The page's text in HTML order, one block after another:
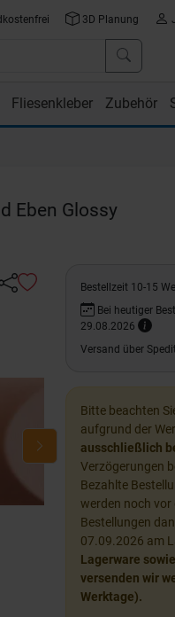
3D Planung
Fliesenkleber Zubehör
Eben Glossy
Bestellzeit 10-15
Bei heutiger
29.08.2026
Versand über
Bitte beachten
aufgrund der
ausschließlich
Verzögerungen
Bezahlte
werden noch vor
Bestellungen
07.09.2026 am
Lagerware
versenden wir
Werktage).